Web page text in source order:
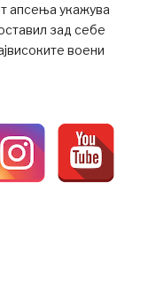
апсења укажува
зад себе
воени